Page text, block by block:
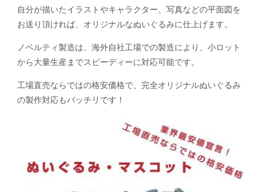
自分が描いたイラストやキャラクター、写真などの平面図を
お送り頂ければ、オリジナルなぬいぐるみに仕上げます。
ノベルティ製造は、海外自社工場での製造により、小ロット
から大量生産までスピーディーに対応可能です。
工場直売ならではの格安価格で、完全オリジナルぬいぐるみ
の製作対応もバッチリです！